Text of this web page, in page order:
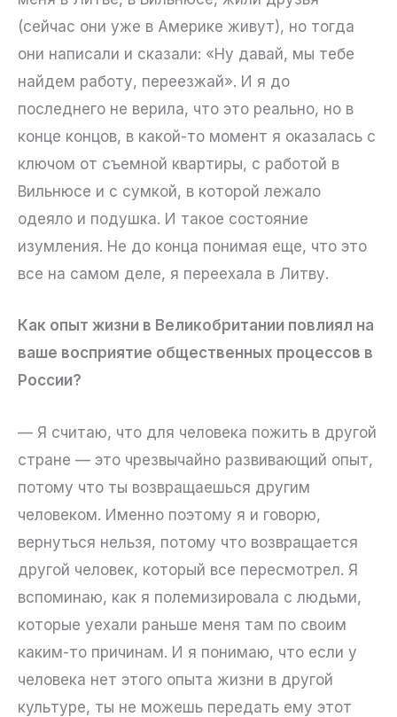
(сейчас они уже в Америке живут), но тогда
они написали и сказали: «Ну давай, мы тебе
найдем работу, переезжай». И я до
последнего не верила, что это реально, но в
конце концов, в какой-то момент я оказалась с
ключом от съемной квартиры, с работой в
Вильнюсе и с сумкой, в которой лежало
одеяло и подушка. И такое состояние
изумления. Не до конца понимая еще, что это
все на самом деле, я переехала в Литву.
Как опыт жизни в Великобритании повлиял на
ваше восприятие общественных процессов в
России?
— Я считаю, что для человека пожить в другой
стране — это чрезвычайно развивающий опыт,
потому что ты возвращаешься другим
человеком. Именно поэтому я и говорю,
вернуться нельзя, потому что возвращается
другой человек, который все пересмотрел. Я
вспоминаю, как я полемизировала с людьми,
которые уехали раньше меня там по своим
каким-то причинам. И я понимаю, что если у
человека нет этого опыта жизни в другой
культуре, ты не можешь передать ему этот